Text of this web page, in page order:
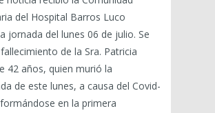
del Hospital Barros Luco
jornada del lunes 06 de julio. Se
de la Sra. Patricia
42 años, quien murió la
de este lunes, a causa del Covid-
en la primera